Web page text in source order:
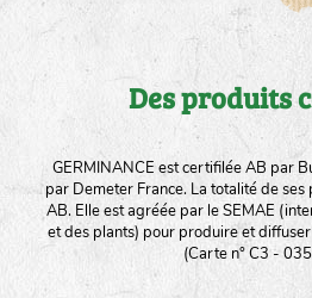
Des produits
GERMINANCE est certifilée AB par
par Demeter France. La totalité de
AB. Elle est agréée par le SEMAE
et des plants) pour produire et
(Carte n° C3 -